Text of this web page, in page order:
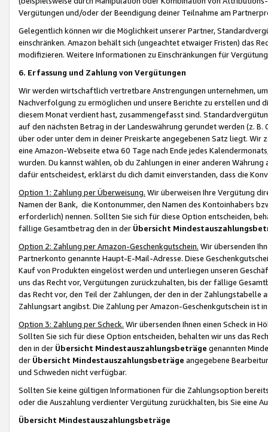
Vergütungen und/oder der Beendigung deiner Teilnahme am
Gelegentlich können wir die Möglichkeit unserer Partner,
einschränken. Amazon behält sich (ungeachtet etwaiger Fristen) das
modifizieren. Weitere Informationen zu Einschränkungen für
6. Erfassung und Zahlung von Vergütungen
Wir werden wirtschaftlich vertretbare Anstrengungen unternehmen,
Nachverfolgung zu ermöglichen und unsere Berichte zu erstellen und
diesem Monat verdient hast, zusammengefasst sind.
auf den nächsten Betrag in der Landeswährung gerundet werden (z.
über oder unter dem in deiner Preiskarte angegebenen Satz liegt.
eine Amazon-Webseite etwa 60 Tage nach Ende jedes
wurden. Du kannst wählen, ob du Zahlungen in einer anderen
dafür entscheidest, erklärst du dich damit einverstanden, dass die
Option 1: Zahlung per Überweisung. Wir überweisen Ihre Vergütung
Namen der Bank, die Kontonummer, den Namen des Kontoinhabers
erforderlich) nennen. Sollten Sie sich für diese Option entscheiden,
fällige Gesamtbetrag den in der Übersicht
Option 2: Zahlung per Amazon-Geschenkgutschein. Wir übersenden
Partnerkonto genannte Haupt-E-Mail-Adresse. Diese
Kauf von Produkten eingelöst werden und unterliegen unseren
uns das Recht vor, Vergütungen zurückzuhalten, bis der fällige
das Recht vor, den Teil der Zahlungen, der den in der
Zahlungsart angibst. Die Zahlung per Amazon-Geschenkgutschein ist
Option 3: Zahlung per Scheck. Wir übersenden Ihnen einen Scheck in
Sollten Sie sich für diese Option entscheiden, behalten wir uns das
den in der Übersicht Mindestauszahlungsbeträge genannten
der Übersicht Mindestauszahlungsbeträge angegebene
und Schweden nicht verfügbar.
Sollten Sie keine gültigen Informationen für die Zahlungsoption
oder die Auszahlung verdienter Vergütung zurückhalten, bis Sie
Übersicht Mindestauszahlungsbeträge